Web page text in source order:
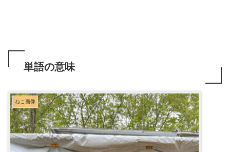
単語の意味
ねこ画像